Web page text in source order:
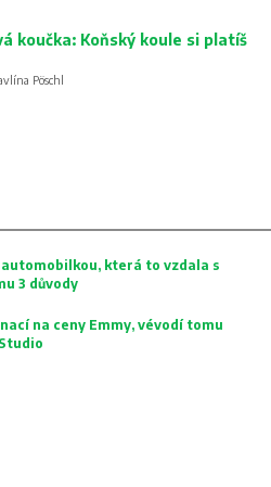
koučka: Koňský koule si platíš
Pöschl
která to vzdala s
3 důvody
na ceny Emmy, vévodí tomu